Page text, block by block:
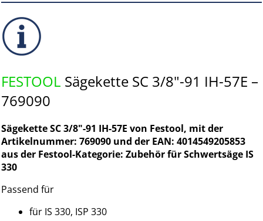
FESTOOL Sägekette SC 3/8"-91 IH-57E –
769090
Sägekette SC 3/8"-91 IH-57E von Festool, mit der
Artikelnummer: 769090 und der EAN: 4014549205853
aus der Festool-Kategorie: Zubehör für Schwertsäge IS
330
Passend für
für IS 330, ISP 330